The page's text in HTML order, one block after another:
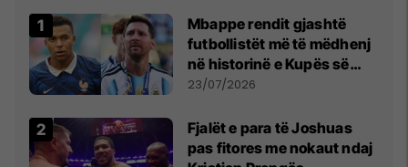
Mbappe rendit gjashtë
futbollistët më të mëdhenj
në historinë e Kupës së
Botës, Messi mbetet i dyti
23/07/2026
Fjalët e para të Joshuas
pas fitores me nokaut ndaj